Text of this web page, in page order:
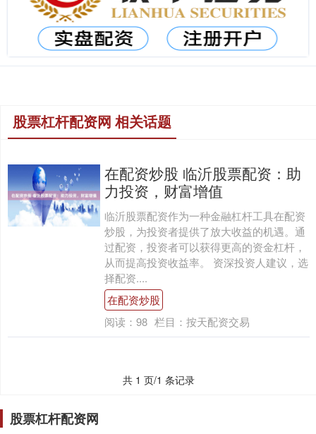
股票杠杆配资网 相关话题
在配资炒股 临沂股票配资：助
力投资，财富增值
临沂股票配资作为一种金融杠杆工具在配资
炒股，为投资者提供了放大收益的机遇。通
过配资，投资者可以获得更高的资金杠杆，
从而提高投资收益率。 资深投资人建议，选
择配资....
在配资炒股
阅读： 98 栏目： 按天配资交易
共 1 页/1 条记录
股票杠杆配资网